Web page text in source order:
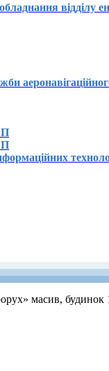
відділу
масив, будинок